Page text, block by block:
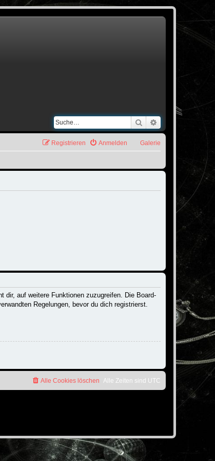
Suche
Galerie
Anmelden
Registrieren
dir, auf weitere Funktionen zuzugreifen. Die Board-
Regelungen, bevor du dich registrierst.
Alle Zeiten sind UTC
Alle Cookies löschen